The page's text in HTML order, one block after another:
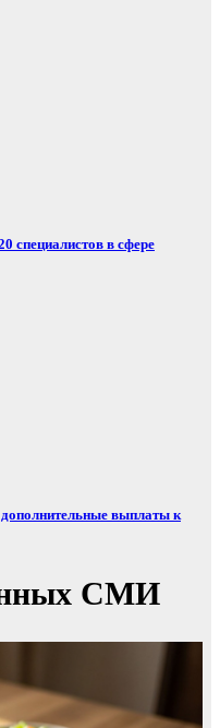
специалистов в сфере
выплаты к